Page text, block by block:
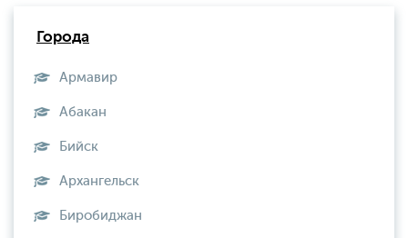
Города
Армавир
Абакан
Бийск
Архангельск
Биробиджан